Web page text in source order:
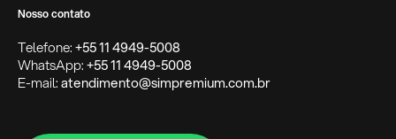
Nosso contato
Telefone:+55 11 4949-5008
WhatsApp:+55 11 4949-5008
E-mail:atendimento@simpremium.com.br